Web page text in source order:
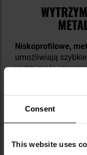
Consent
This website uses
Niskoprofilowe,
umożliwiają
wytrzymałe